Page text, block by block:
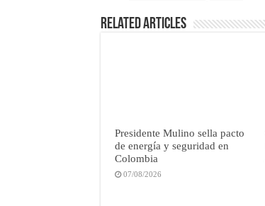
Related Articles
Presidente Mulino sella pacto
de energía y seguridad en
Colombia
07/08/2026